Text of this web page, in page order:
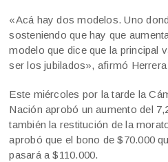
«Acá hay dos modelos. Uno
sosteniendo que hay que
modelo que dice que la principal
ser los jubilados», afirmó
Este miércoles por la tarde la
Nación aprobó un aumento del
también la restitución de la
aprobó que el bono de $70.000
pasará a $110.000.